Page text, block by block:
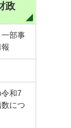
政
部事
和7
につ